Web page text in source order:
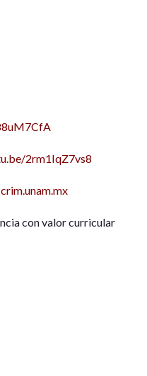
2rm1IqZ7vs8
con valor curricular